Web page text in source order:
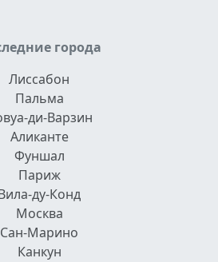
города
Лиссабон
Пальма
ди-Варзин
Аликанте
Фуншал
Париж
ду-Конд
Москва
Сан-Марино
Канкун